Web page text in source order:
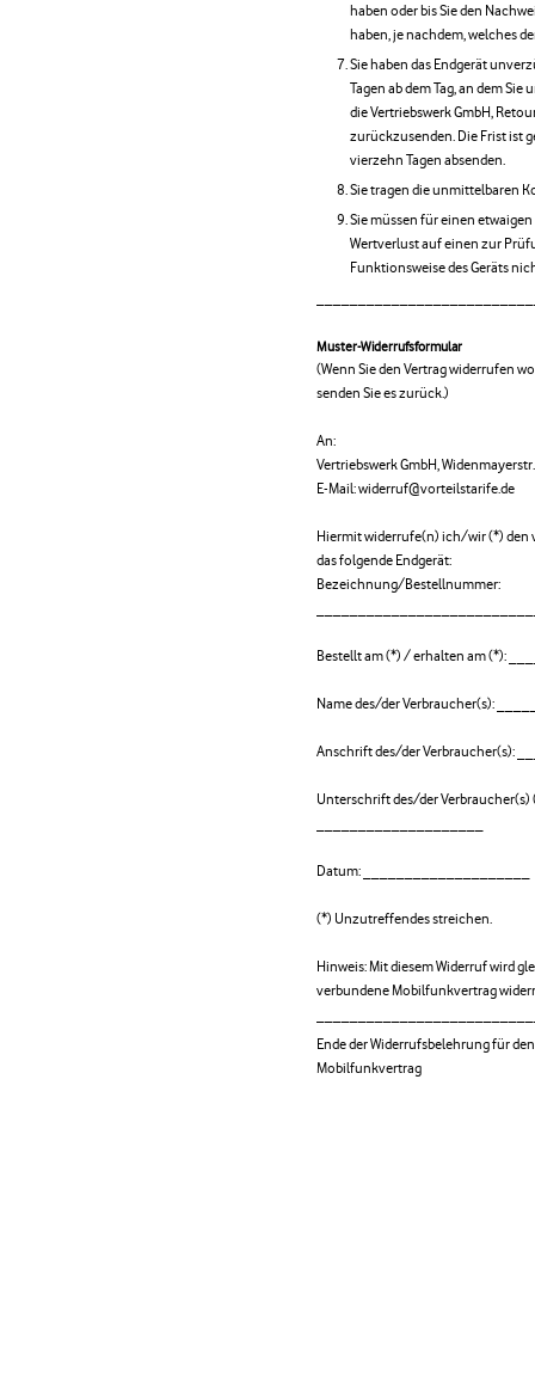
haben oder bis Sie den
haben, je nachdem, welches
Sie haben das Endgerät
Tagen ab dem Tag, an dem
die Vertriebswerk GmbH,
zurückzusenden. Die Frist ist
vierzehn Tagen absenden.
Sie tragen die unmittelbaren
Sie müssen für einen
Wertverlust auf einen zur
Funktionsweise des Geräts
Muster-Widerrufsformular
(Wenn Sie den Vertrag widerrufen
senden Sie es zurück.)
An:
Vertriebswerk GmbH,
E-Mail: widerruf@vorteilstarife.de
Hiermit widerrufe(n) ich/wir (*) den
das folgende Endgerät:
Bezeichnung/Bestellnummer:
Bestellt am (*) / erhalten am (*):
Name des/der Verbraucher(s):
Anschrift des/der Verbraucher(s):
Unterschrift des/der
Datum: ____________________
(*) Unzutreffendes streichen.
Hinweis: Mit diesem Widerruf wird
verbundene Mobilfunkvertrag
Ende der Widerrufsbelehrung für
Mobilfunkvertrag